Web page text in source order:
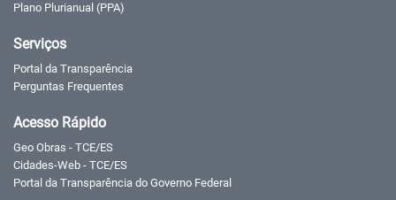
Plano Plurianual (PPA)
Serviços
Portal da Transparência
Perguntas Frequentes
Acesso Rápido
Geo Obras - TCE/ES
Cidades-Web - TCE/ES
Portal da Transparência do Governo Federal